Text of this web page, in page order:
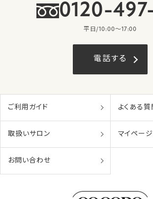
0120-
平日/10:00〜17:00
電話する
ご利用ガイド よくある質
取扱いサロン マイページ
お問い合わせ